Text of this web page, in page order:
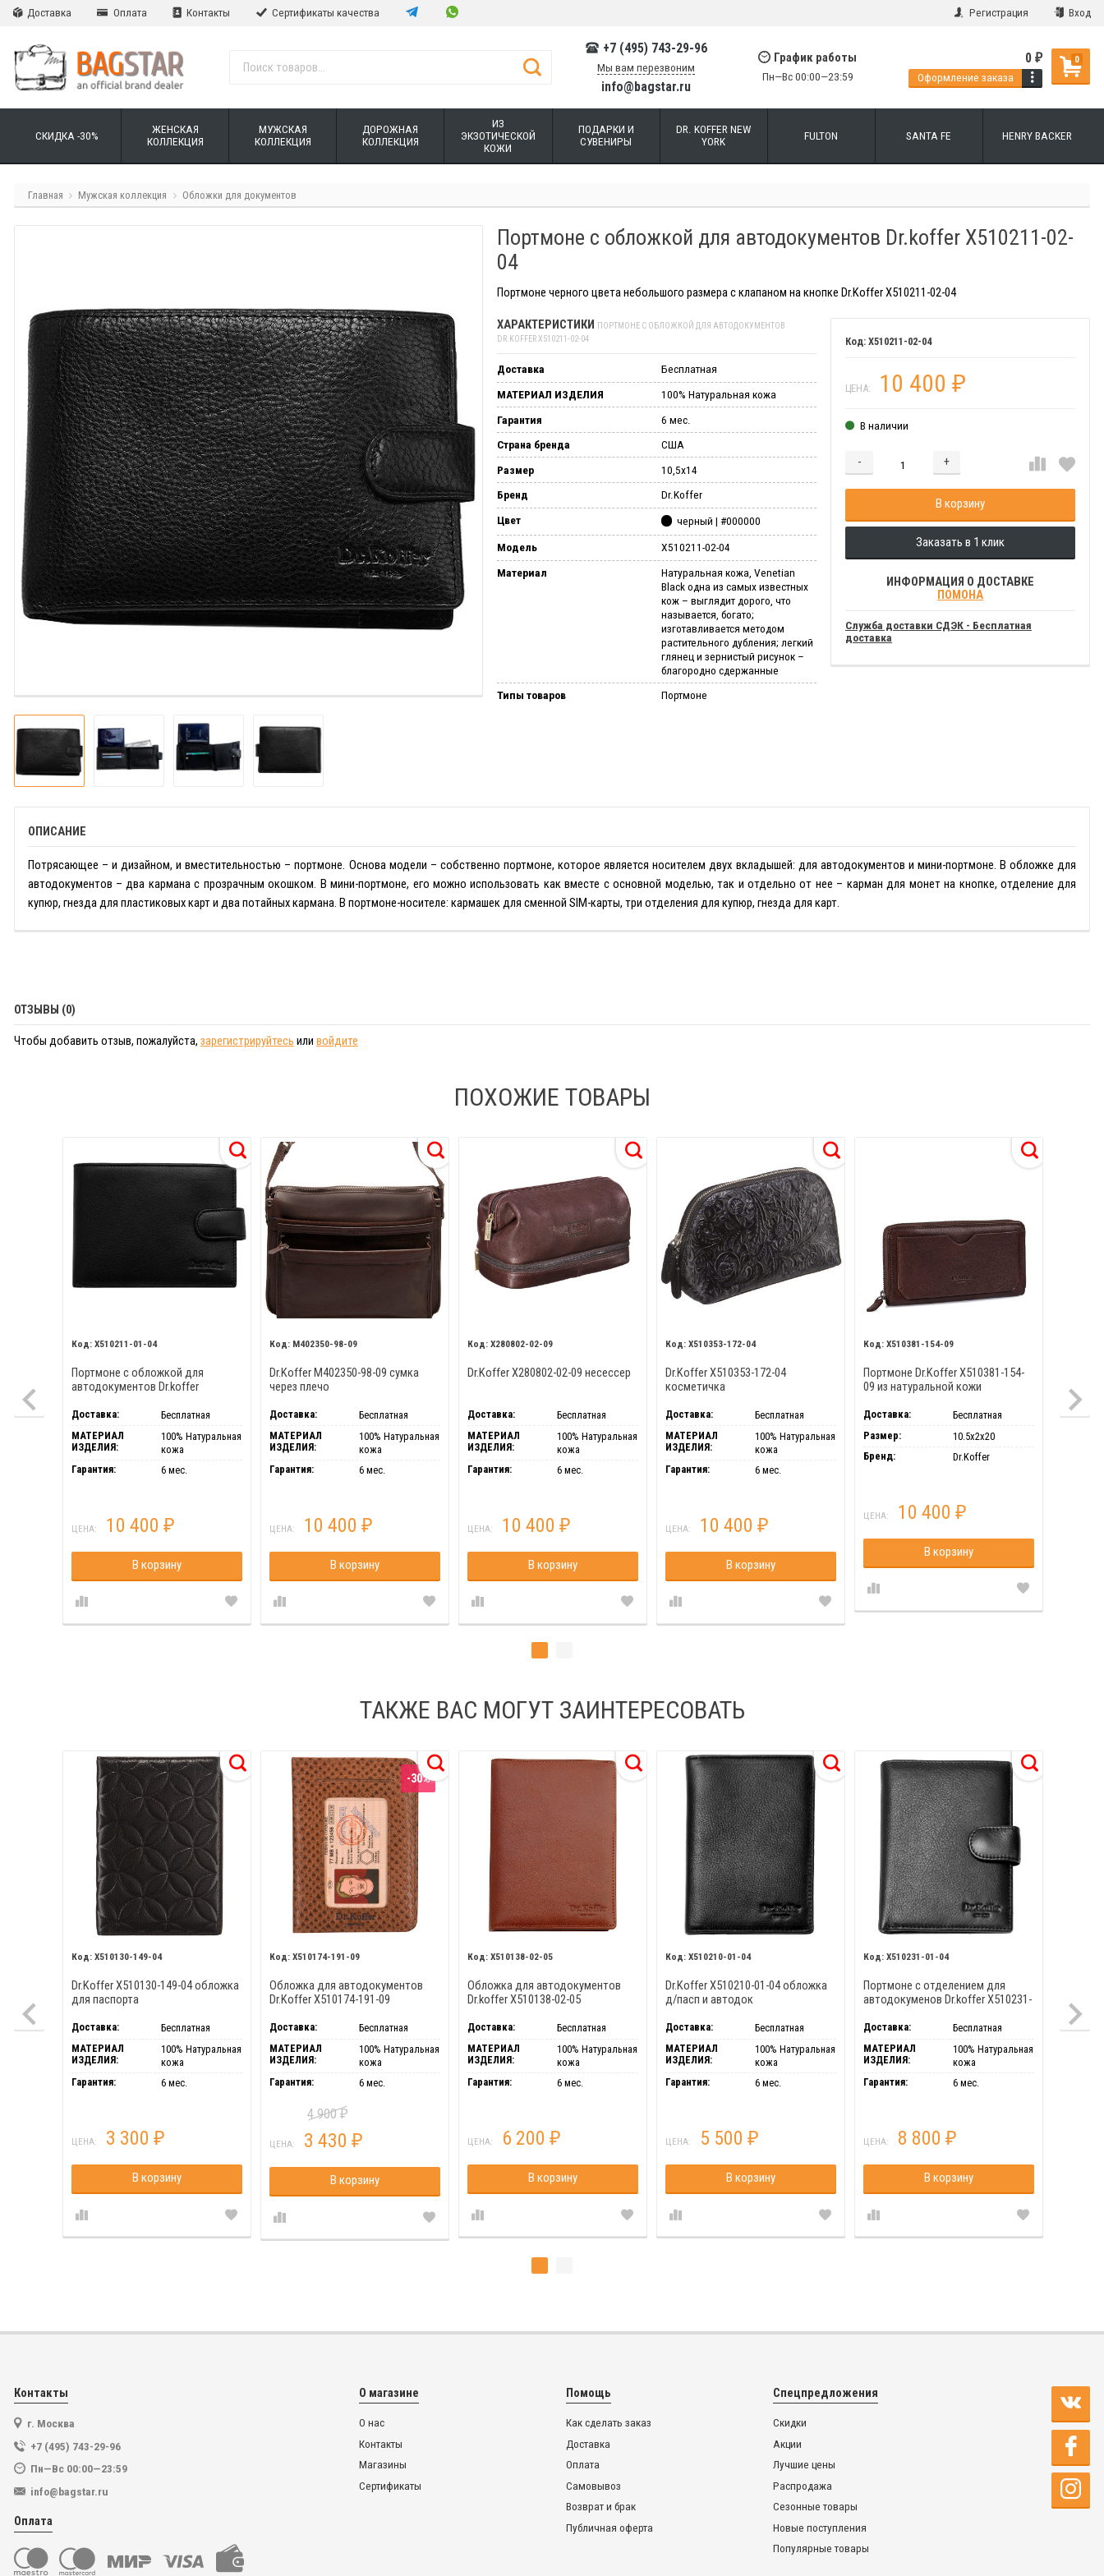
Доставка Оплата Контакты Сертификаты качества Регистрация Вход
+7 (495) 743-29-96
Мы вам перезвоним
info@bagstar.ru
График работы
Пн—Вс 00:00—23:59
0
0₽
Оформление заказа
СКИДКА -30%
ЖЕНСКАЯ
КОЛЛЕКЦИЯ
МУЖСКАЯ
КОЛЛЕКЦИЯ
ДОРОЖНАЯ
КОЛЛЕКЦИЯ
ИЗ
ЭКЗОТИЧЕСКОЙ
КОЖИ
ПОДАРКИ И
СУВЕНИРЫ
DR. KOFFER NEW
YORK
FULTON SANTA FE HENRY BACKER
Главная Мужская коллекция Обложки для документов
Портмоне с обложкой для автодокументов Dr.koffer X510211-02-
04
Портмоне черного цвета небольшого размера с клапаном на кнопке Dr.Koffer X510211-02-04
X510211-02-04
ЦЕНА: 10 400₽
В наличии
- +
Добавляется...
В корзину
Добавлен
Заказать в 1 клик
ИНФОРМАЦИЯ О ДОСТАВКЕ
ПОМОНА
Служба доставки СДЭК - Бесплатная
доставка
ХАРАКТЕРИСТИКИ
ПОРТМОНЕ С ОБЛОЖКОЙ ДЛЯ АВТОДОКУМЕНТОВ
DR.KOFFER X510211-02-04
Доставка
Бесплатная
МАТЕРИАЛ ИЗДЕЛИЯ
100% Натуральная кожа
Гарантия
6 мес.
Страна бренда
США
Размер
10,5x14
Бренд
Dr.Koffer
Цвет
черный | #000000
Модель
X510211-02-04
Материал
Натуральная кожа, Venetian
Black одна из самых известных
кож – выглядит дорого, что
называется, богато;
изготавливается методом
растительного дубления; легкий
глянец и зернистый рисунок –
благородно сдержанные
Типы товаров
Портмоне
ОПИСАНИЕ
Потрясающее – и дизайном, и вместительностью – портмоне. Основа модели – собственно портмоне, которое является носителем двух вкладышей: для автодокументов и мини-портмоне. В обложке для
автодокументов – два кармана с прозрачным окошком. В мини-портмоне, его можно использовать как вместе с основной моделью, так и отдельно от нее – карман для монет на кнопке, отделение для
купюр, гнезда для пластиковых карт и два потайных кармана. В портмоне-носителе: кармашек для сменной SIM-карты, три отделения для купюр, гнезда для карт.
ОТЗЫВЫ (0)
Чтобы добавить отзыв, пожалуйста, зарегистрируйтесь или войдите
ПОХОЖИЕ ТОВАРЫ
X510211-01-04
Портмоне с обложкой для
автодокументов Dr.koffer
Доставка:
Бесплатная
МАТЕРИАЛ
ИЗДЕЛИЯ:
100% Натуральная
кожа
Гарантия:
6 мес.
ЦЕНА: 10 400 ₽
В корзину
M402350-98-09
Dr.Koffer M402350-98-09 сумка
через плечо
Доставка:
Бесплатная
МАТЕРИАЛ
ИЗДЕЛИЯ:
100% Натуральная
кожа
Гарантия:
6 мес.
ЦЕНА: 10 400 ₽
В корзину
X280802-02-09
Dr.Koffer X280802-02-09 несессер
Доставка:
Бесплатная
МАТЕРИАЛ
ИЗДЕЛИЯ:
100% Натуральная
кожа
Гарантия:
6 мес.
ЦЕНА: 10 400 ₽
В корзину
X510353-172-04
Dr.Koffer X510353-172-04
косметичка
Доставка:
Бесплатная
МАТЕРИАЛ
ИЗДЕЛИЯ:
100% Натуральная
кожа
Гарантия:
6 мес.
ЦЕНА: 10 400 ₽
В корзину
X510381-154-09
Портмоне Dr.Koffer X510381-154-
09 из натуральной кожи
Доставка:
Бесплатная
Размер:
10.5х2х20
Бренд:
Dr.Koffer
ЦЕНА: 10 400 ₽
В корзину
04 из
ТАКЖЕ ВАС МОГУТ ЗАИНТЕРЕСОВАТЬ
X510130-149-04
Dr.Koffer X510130-149-04 обложка
для паспорта
Доставка:
Бесплатная
МАТЕРИАЛ
ИЗДЕЛИЯ:
100% Натуральная
кожа
Гарантия:
6 мес.
ЦЕНА: 3 300 ₽
В корзину
-30%
X510174-191-09
Обложка для автодокументов
Dr.Koffer X510174-191-09
Доставка:
Бесплатная
МАТЕРИАЛ
ИЗДЕЛИЯ:
100% Натуральная
кожа
Гарантия:
6 мес.
4 900₽
ЦЕНА: 3 430 ₽
В корзину
X510138-02-05
Обложка для автодокументов
Dr.koffer X510138-02-05
Доставка:
Бесплатная
МАТЕРИАЛ
ИЗДЕЛИЯ:
100% Натуральная
кожа
Гарантия:
6 мес.
ЦЕНА: 6 200 ₽
В корзину
X510210-01-04
Dr.Koffer X510210-01-04 обложка
д/пасп и автодок
Доставка:
Бесплатная
МАТЕРИАЛ
ИЗДЕЛИЯ:
100% Натуральная
кожа
Гарантия:
6 мес.
ЦЕНА: 5 500 ₽
В корзину
X510231-01-04
Портмоне с отделением для
автодокуменов Dr.koffer X510231-
Доставка:
Бесплатная
МАТЕРИАЛ
ИЗДЕЛИЯ:
100% Натуральная
кожа
Гарантия:
6 мес.
ЦЕНА: 8 800 ₽
В корзину
Контакты
г. Москва
+7 (495) 743-29-96
Пн—Вс 00:00—23:59
info@bagstar.ru
Оплата
О магазине
О нас
Контакты
Магазины
Сертификаты
Помощь
Как сделать заказ
Доставка
Оплата
Самовывоз
Возврат и брак
Публичная оферта
Спецпредложения
Скидки
Акции
Лучшие цены
Распродажа
Сезонные товары
Новые поступления
Популярные товары